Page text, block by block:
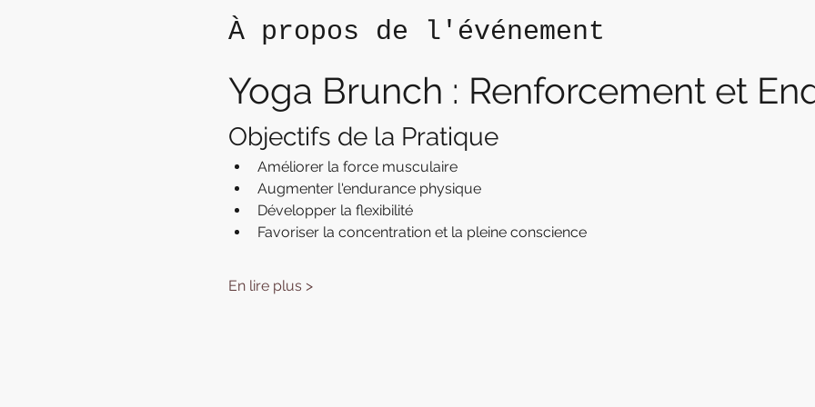
À propos de l'événement
Yoga Brunch : Renforcement et
Objectifs de la Pratique
Améliorer la force musculaire
Augmenter l'endurance physique
Développer la flexibilité
Favoriser la concentration et la pleine conscience
En lire plus >